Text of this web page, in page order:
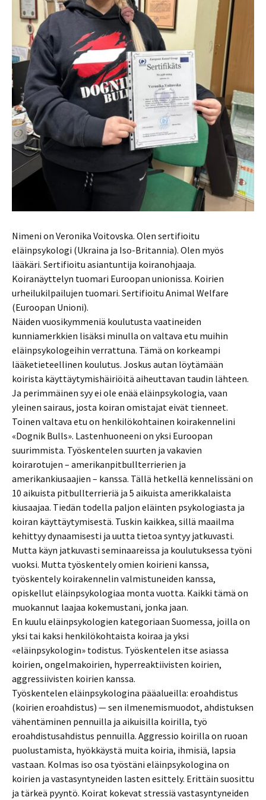
Nimeni on Veronika Voitovska. Olen sertifioitu
eläinpsykologi (Ukraina ja Iso-Britannia). Olen myös
lääkäri. Sertifioitu asiantuntija koiranohjaaja.
Koiranäyttelyn tuomari Euroopan unionissa. Koirien
urheilukilpailujen tuomari. Sertifioitu Animal Welfare
(Euroopan Unioni).
Näiden vuosikymmeniä koulutusta vaatineiden
kunniamerkkien lisäksi minulla on valtava etu muihin
eläinpsykologeihin verrattuna. Tämä on korkeampi
lääketieteellinen koulutus. Joskus autan löytämään
koirista käyttäytymishäiriöitä aiheuttavan taudin lähteen.
Ja perimmäinen syy ei ole enää eläinpsykologia, vaan
yleinen sairaus, josta koiran omistajat eivät tienneet.
Toinen valtava etu on henkilökohtainen koirakennelini
«Dognik Bulls». Lastenhuoneeni on yksi Euroopan
suurimmista. Työskentelen suurten ja vakavien
koirarotujen – amerikanpitbullterrierien ja
amerikankiusaajien – kanssa. Tällä hetkellä kennelissäni on
10 aikuista pitbullterrieriä ja 5 aikuista amerikkalaista
kiusaajaa. Tiedän todella paljon eläinten psykologiasta ja
koiran käyttäytymisestä. Tuskin kaikkea, sillä maailma
kehittyy dynaamisesti ja uutta tietoa syntyy jatkuvasti.
Mutta käyn jatkuvasti seminaareissa ja koulutuksessa työni
vuoksi. Mutta työskentely omien koirieni kanssa,
työskentely koirakennelin valmistuneiden kanssa,
opiskellut eläinpsykologiaa monta vuotta. Kaikki tämä on
muokannut laajaa kokemustani, jonka jaan.
En kuulu eläinpsykologien kategoriaan Suomessa, joilla on
yksi tai kaksi henkilökohtaista koiraa ja yksi
«eläinpsykologin» todistus. Työskentelen itse asiassa
koirien, ongelmakoirien, hyperreaktiivisten koirien,
aggressiivisten koirien kanssa.
Työskentelen eläinpsykologina pääalueilla: eroahdistus
(koirien eroahdistus) — sen ilmenemismuodot, ahdistuksen
vähentäminen pennuilla ja aikuisilla koirilla, työ
eroahdistusahdistus pennuilla. Aggressio koirilla on ruoan
puolustamista, hyökkäystä muita koiria, ihmisiä, lapsia
vastaan. Kolmas iso osa työstäni eläinpsykologina on
koirien ja vastasyntyneiden lasten esittely. Erittäin suosittu
ja tärkeä pyyntö. Koirat kokevat stressiä vastasyntyneiden